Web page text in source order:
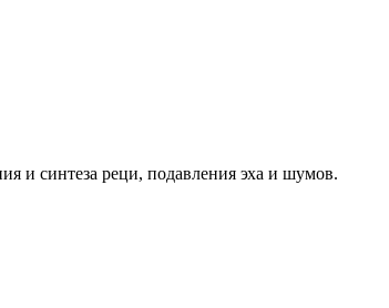
и синтеза реци, подавления эха и шумов.